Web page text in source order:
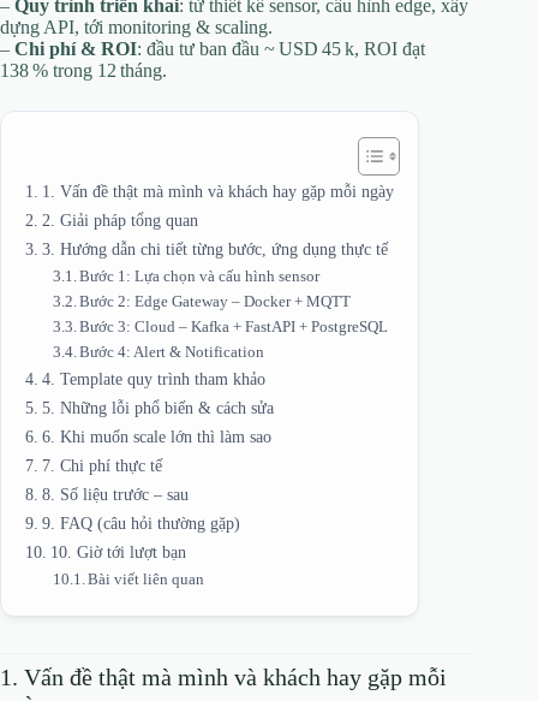
– Quy trình triển khai: từ thiết kế sensor, cấu hình edge, xây
dựng API, tới monitoring & scaling.
– Chi phí & ROI: đầu tư ban đầu ~ USD 45 k, ROI đạt
138 % trong 12 tháng.
1. Vấn đề thật mà mình và khách hay gặp mỗi ngày
2. Giải pháp tổng quan
3. Hướng dẫn chi tiết từng bước, ứng dụng thực tế
Bước 1: Lựa chọn và cấu hình sensor
Bước 2: Edge Gateway – Docker + MQTT
Bước 3: Cloud – Kafka + FastAPI + PostgreSQL
Bước 4: Alert & Notification
4. Template quy trình tham khảo
5. Những lỗi phổ biến & cách sửa
6. Khi muốn scale lớn thì làm sao
7. Chi phí thực tế
8. Số liệu trước – sau
9. FAQ (câu hỏi thường gặp)
10. Giờ tới lượt bạn
Bài viết liên quan
1. Vấn đề thật mà mình và khách hay gặp mỗi